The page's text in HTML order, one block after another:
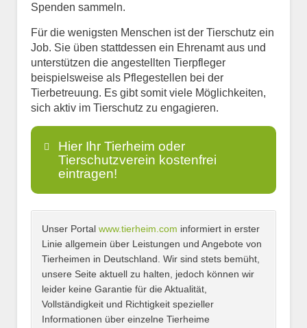
Spenden sammeln.
Für die wenigsten Menschen ist der Tierschutz ein
Job. Sie üben stattdessen ein Ehrenamt aus und
unterstützen die angestellten Tierpfleger
beispielsweise als Pflegestellen bei der
Tierbetreuung. Es gibt somit viele Möglichkeiten,
sich aktiv im Tierschutz zu engagieren.
Hier Ihr Tierheim oder
Tierschutzverein kostenfrei
eintragen!
Name*
E-Mail*
Unser Portal www.tierheim.com informiert in erster
Linie allgemein über Leistungen und Angebote von
Tierheimen in Deutschland. Wir sind stets bemüht,
unsere Seite aktuell zu halten, jedoch können wir
leider keine Garantie für die Aktualität,
Vollständigkeit und Richtigkeit spezieller
Informationen über einzelne Tierheime